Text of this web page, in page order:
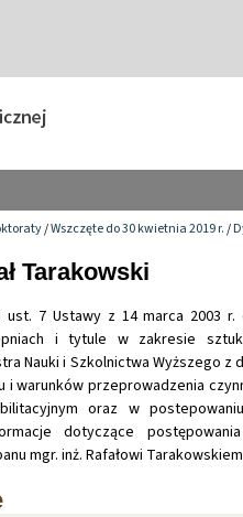
/Wszczęte do 30 kwietnia 2019 r./
Tarakowski
7 Ustawy z 14 marca 2003
i tytule w zakresie
Nauki i Szkolnictwa Wyższego z
i warunków przeprowadzenia
oraz w
dotyczące
mgr. inż. Rafałowi